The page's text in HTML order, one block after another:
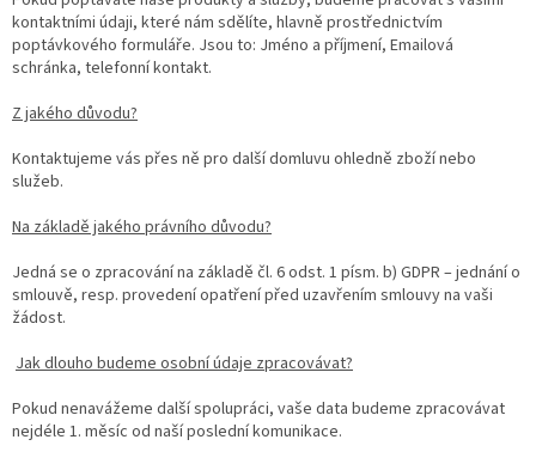
kontaktními údaji, které nám sdělíte, hlavně prostřednictvím
poptávkového formuláře. Jsou to: Jméno a příjmení, Emailová
schránka, telefonní kontakt.
Z jakého důvodu?
Kontaktujeme vás přes ně pro další domluvu ohledně zboží nebo
služeb.
Na základě jakého právního důvodu?
Jedná se o zpracování na základě čl. 6 odst. 1 písm. b) GDPR – jednání o
smlouvě, resp. provedení opatření před uzavřením smlouvy na vaši
žádost.
Jak dlouho budeme osobní údaje zpracovávat?
Pokud nenavážeme další spolupráci, vaše data budeme zpracovávat
nejdéle 1. měsíc od naší poslední komunikace.